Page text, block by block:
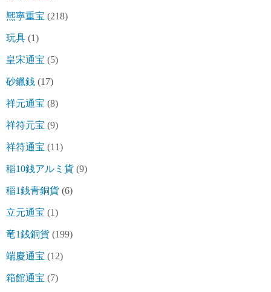
熈寧重宝 (218)
玩具 (1)
皇宋通宝 (5)
砂鑞銭 (17)
祥元通宝 (8)
祥符元宝 (9)
祥符通宝 (11)
稲10銭アルミ貨 (9)
稲1銭青銅貨 (6)
立元通宝 (1)
竜1銭銅貨 (199)
端慶通宝 (12)
箱館通宝 (7)